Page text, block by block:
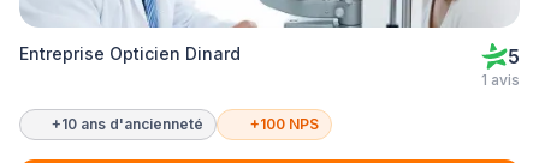
Entreprise Opticien Dinard 5
1 avis
+10 ans d'ancienneté +100 NPS